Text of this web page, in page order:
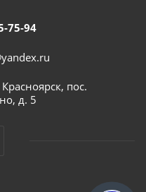
75-94
пос.
д. 5